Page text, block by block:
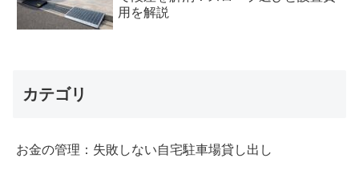
用を解説
カテゴリ
お金の管理：失敗しない自宅駐車場貸し出し